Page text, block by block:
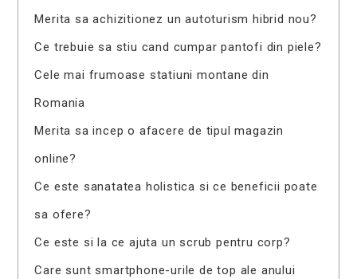
Merita sa achizitionez un autoturism hibrid nou?
Ce trebuie sa stiu cand cumpar pantofi din piele?
Cele mai frumoase statiuni montane din
Romania
Merita sa incep o afacere de tipul magazin
online?
Ce este sanatatea holistica si ce beneficii poate
sa ofere?
Ce este si la ce ajuta un scrub pentru corp?
Care sunt smartphone-urile de top ale anului